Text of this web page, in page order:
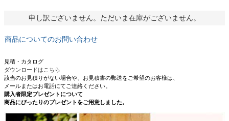
申し訳ございません。ただいま在庫がございません。
商品についてのお問い合わせ
見積・カタログ
ダウンロードはこちら
該当のお見積りがない場合や、お見積書の郵送をご希望のお客様は、
メールまたはお電話にてご連絡ください。
購入者限定プレゼントについて
商品にぴったりのプレゼントをご用意しました。